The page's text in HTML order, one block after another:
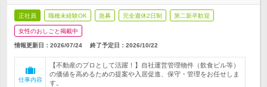
正社員 職種未経験OK 急募 完全週休2日制 第二新卒歓迎
女性のおしごと掲載中
情報更新日：2026/07/24 終了予定日： 2026/10/22
仕事内容
【不動産のプロとして活躍！】自社運営管理物件（飲食ビル等）
の価値を高めるための提案や入居促進、保守・管理をお任せしま
す。